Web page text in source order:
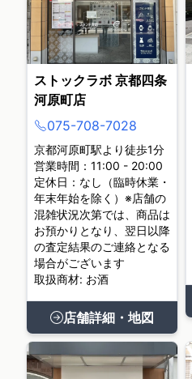
ストックラボ 京都四条
河原町店
075-708-7028
京都河原町駅より徒歩1分
営業時間：11:00 - 20:00
定休日：なし（臨時休業・
年末年始を除く）※店舗の
混雑状況次第では、商品は
お預かりとなり、翌日以降
の査定結果のご連絡となる
場合がございます
取扱商材: お酒
店舗詳細・地図